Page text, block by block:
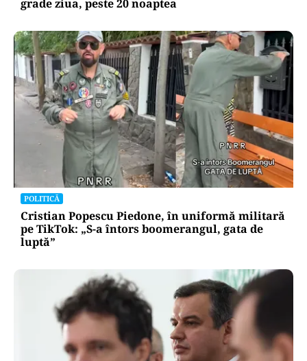
grade ziua, peste 20 noaptea
POLITICĂ
Cristian Popescu Piedone, în uniformă militară
pe TikTok: „S-a întors boomerangul, gata de
luptă”